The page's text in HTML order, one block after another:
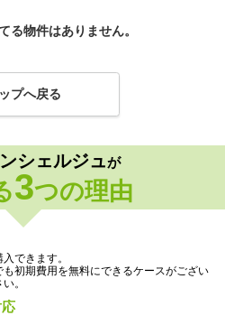
る物件はありません。
プへ戻る
シェルジュが
3つの理由
できます。
初期費用を無料にできるケースがござい
。